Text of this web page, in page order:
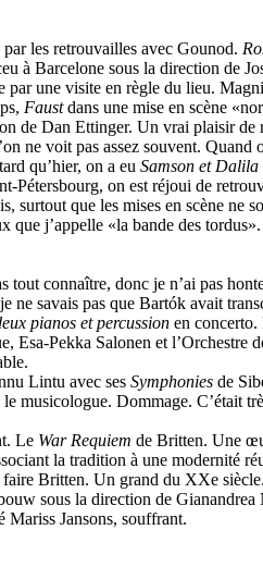
les retrouvailles avec Gounod.
à Barcelone sous la direction de
par une visite en règle du lieu.
Faustdans une mise en scène
de Dan Ettinger. Un vrai plaisir de
ne voit pas assez souvent. Quand
qu’hier, on a eu Samson et Dalila
Pétersbourg, on est réjoui de
surtout que les mises en scène ne
que j’appelle «la bande des tordus».
tout connaître, donc je n’ai pas
ne savais pas que Bartók avait
pianos et percussion en concerto.
Esa-Pekka Salonen et l’Orchestre
Lintu avec ses Symphonies de
le musicologue. Dommage. C’était
Le War Requiem de Britten. Une
la tradition à une modernité
faire Britten. Un grand du XXe
sous la direction de Gianandrea
Mariss Jansons, souffrant.